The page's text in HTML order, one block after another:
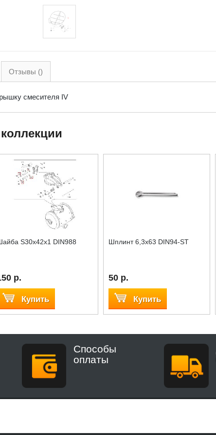
Отзывы ()
смесителя IV
S30x42x1 DIN988
р.
Купить
Шплинт 6,3x63 DIN94-ST
50 р.
Купить
Способы
оплаты